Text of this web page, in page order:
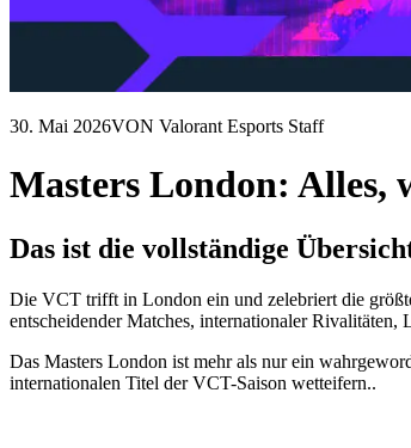
30. Mai 2026VON Valorant Esports Staff
Masters London: Alles,
Das ist die vollständige
Die VCT trifft in London ein und zelebriert die
entscheidender Matches, internationaler
Das Masters London ist mehr als nur ein
internationalen Titel der VCT-Saison wetteifern..